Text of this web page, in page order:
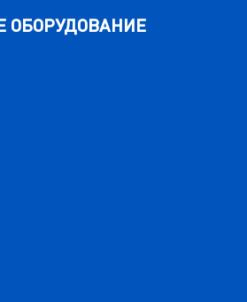
ОБОРУДОВАНИЕ